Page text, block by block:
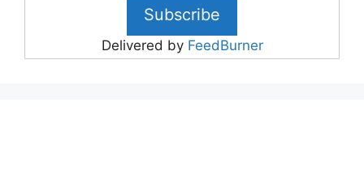
Delivered by FeedBurner